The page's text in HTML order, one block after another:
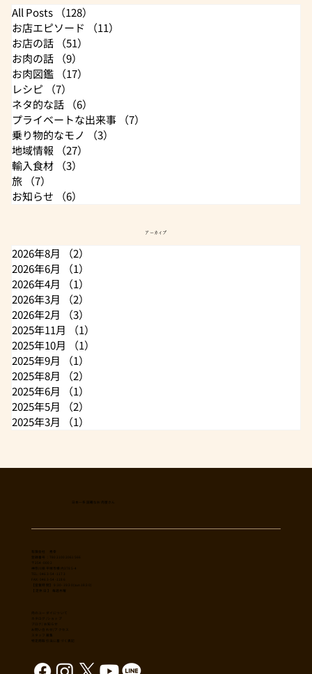
All Posts （128）
お店エピソード
（11）
お店の話
（51）
お肉の話
（9）
お肉図鑑
（17）
レシピ
（7）
ネタ的な話
（6）
プライベートな出来事
（7）
乗り物的なモノ
（3）
地域情報
（27）
輸入食材
（3）
旅
（7）
お知らせ
（6）
アーカイブ
2026年8月 （2）
2026年6月
（1）
2026年4月
（1）
2026年3月
（2）
2026年2月
（3）
2025年11月
（1）
2025年10月
（1）
2025年9月
（1）
2025年8月
（2）
2025年6月
（1）
2025年5月
（2）
2025年3月
（1）
日本一多国籍なお肉屋さん
​有限会社 秀幸
登録番号：T8021002061566
〒254-0002
神奈川県平塚市横内3785-4
TEL: 0463-54-1173
FAX: 0463-54-1186
【営業時間】 9:30-19:30(sun18:30)
【 定休日 】 毎週木曜
肉のユーダイについて
カタログ/ショップ
ブログ/お知らせ
​お問い合わせ/アクセス
スタッフ募集
特定商取引法に基づく表記